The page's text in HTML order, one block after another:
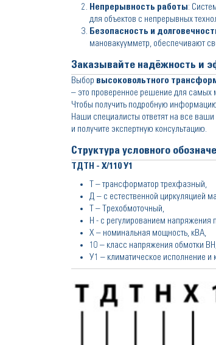
Непрерывность работы:
для объектов с непрерывных
Безопасность и
мановакуумметр, обеспечивают
Заказывайте надёжность и
Выбор высоковольтного
– это проверенное решение для самых
Чтобы получить подробную
Наши специалисты ответят на все
и получите экспертную консультацию.
Структура условного
ТДТН - Х/110 У1
Т – трансформатор трехфазный,
Д – с естественной циркуляцией
Т – Трехобмоточный,
Н - с регулированием напряжения
Х – номинальная мощность, кВА,
10 – класс напряжения обмотки
У1 – климатическое исполнение